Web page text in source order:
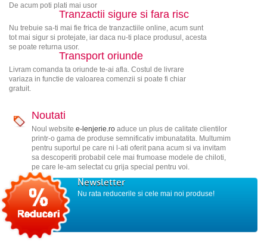
De acum poti plati mai usor
Tranzactii sigure si fara risc
Nu trebuie sa-ti mai fie frica de tranzactiile online, acum sunt
tot mai sigur si protejate, iar daca nu-ti place produsul, acesta
se poate returna usor.
Transport oriunde
Livram comanda ta oriunde te-ai afla. Costul de livrare
variaza in functie de valoarea comenzii si poate fi chiar
gratuit.
Noutati
Noul website e-lenjerie.roaduce un plus de calitate clientilor
printr-o gama de produse semnificativ imbunatatita. Multumim
pentru suportul pe care ni l-ati oferit pana acum si va invitam
sa descoperiti probabil cele mai frumoase modele de chiloti,
pe care le-am selectat cu grija special pentru voi.
Newsletter
Nu rata reducerile si cele mai noi produse!